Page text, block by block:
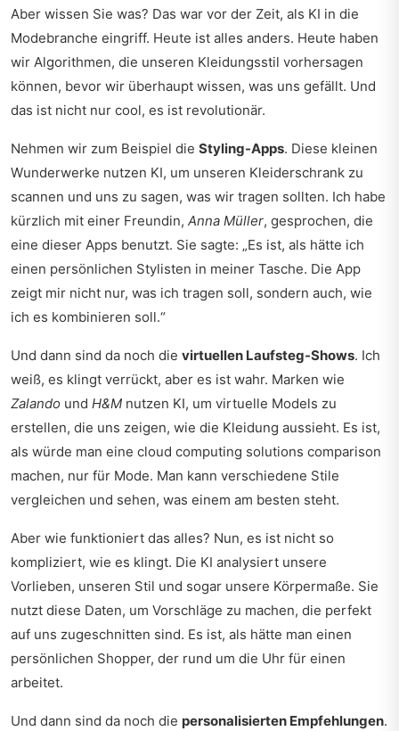
Aber wissen Sie was? Das war vor der Zeit, als KI in die
Modebranche eingriff. Heute ist alles anders. Heute haben
wir Algorithmen, die unseren Kleidungsstil vorhersagen
können, bevor wir überhaupt wissen, was uns gefällt. Und
das ist nicht nur cool, es ist revolutionär.
Nehmen wir zum Beispiel die Styling-Apps. Diese kleinen
Wunderwerke nutzen KI, um unseren Kleiderschrank zu
scannen und uns zu sagen, was wir tragen sollten. Ich habe
kürzlich mit einer Freundin, Anna Müller, gesprochen, die
eine dieser Apps benutzt. Sie sagte: „Es ist, als hätte ich
einen persönlichen Stylisten in meiner Tasche. Die App
zeigt mir nicht nur, was ich tragen soll, sondern auch, wie
ich es kombinieren soll.“
Und dann sind da noch die virtuellen Laufsteg-Shows. Ich
weiß, es klingt verrückt, aber es ist wahr. Marken wie
Zalando und H&M nutzen KI, um virtuelle Models zu
erstellen, die uns zeigen, wie die Kleidung aussieht. Es ist,
als würde man eine cloud computing solutions comparison
machen, nur für Mode. Man kann verschiedene Stile
vergleichen und sehen, was einem am besten steht.
Aber wie funktioniert das alles? Nun, es ist nicht so
kompliziert, wie es klingt. Die KI analysiert unsere
Vorlieben, unseren Stil und sogar unsere Körpermaße. Sie
nutzt diese Daten, um Vorschläge zu machen, die perfekt
auf uns zugeschnitten sind. Es ist, als hätte man einen
persönlichen Shopper, der rund um die Uhr für einen
arbeitet.
Und dann sind da noch die personalisierten Empfehlungen.